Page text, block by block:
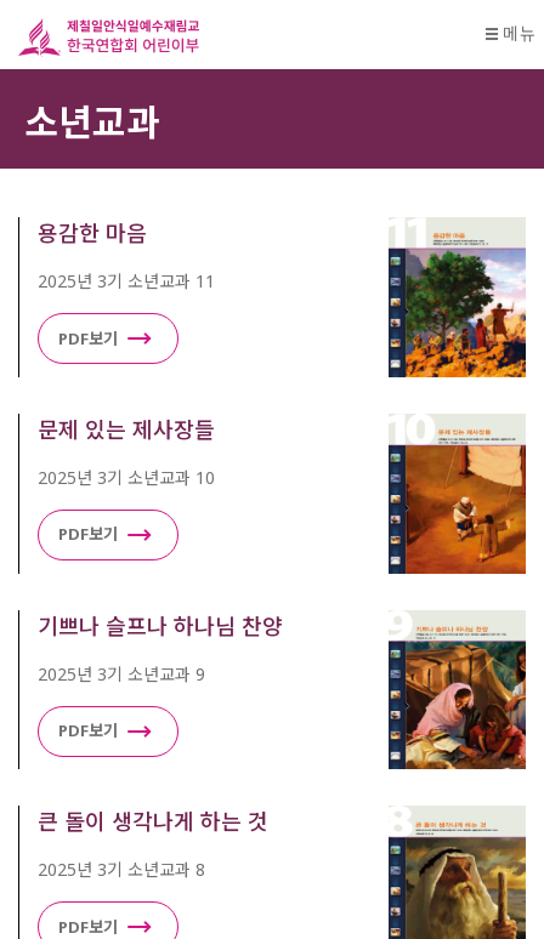
메뉴
소년교과
용감한 마음
2025년 3기 소년교과 11
PDF보기
문제 있는 제사장들
2025년 3기 소년교과 10
PDF보기
기쁘나 슬프나 하나님 찬양
2025년 3기 소년교과 9
PDF보기
큰 돌이 생각나게 하는 것
2025년 3기 소년교과 8
PDF보기